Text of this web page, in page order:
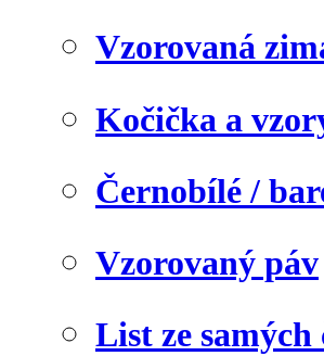
Vzorovaná
Kočička a
Černobílé /
Vzorovaný páv
List ze samých